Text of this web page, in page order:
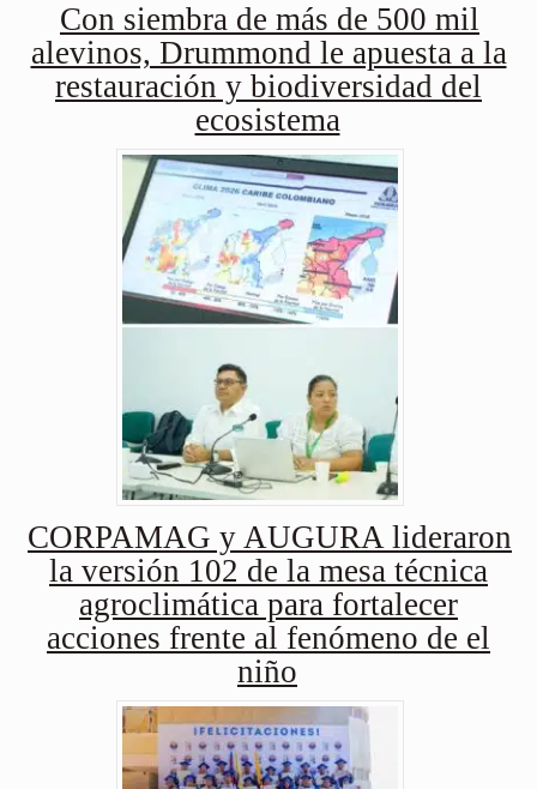
Con siembra de más de 500 mil
alevinos, Drummond le apuesta a la
restauración y biodiversidad del
ecosistema
CORPAMAG y AUGURA lideraron
la versión 102 de la mesa técnica
agroclimática para fortalecer
acciones frente al fenómeno de el
niño